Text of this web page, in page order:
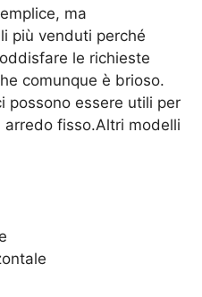
ma
più venduti perché
le richieste
comunque è brioso.
possono essere utili per
fisso.Altri modelli